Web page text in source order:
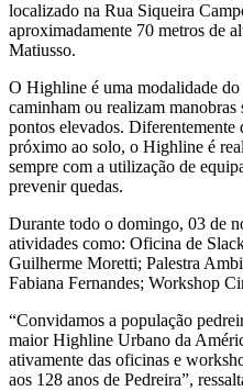
localizado na Rua Siqueira
aproximadamente 70 metros de
Matiusso.
O Highline é uma modalidade
caminham ou realizam
pontos elevados.
próximo ao solo, o Highline é
sempre com a utilização de
prevenir quedas.
Durante todo o domingo, 03 de
atividades como: Oficina de
Guilherme Moretti; Palestra
Fabiana Fernandes; Workshop
“Convidamos a população
maior Highline Urbano da
ativamente das oficinas e
aos 128 anos de Pedreira”,